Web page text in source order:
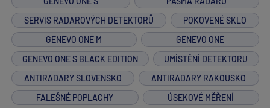
SERVIS RADAROVÝCH DETEKTORŮ
POKOVENÉ SKLO
GENEVO ONE M
GENEVO ONE
GENEVO ONE S BLACK EDITION
UMÍSTĚNÍ DETEKTORU
ANTIRADARY SLOVENSKO
ANTIRADARY RAKOUSKO
FALEŠNÉ POPLACHY
ÚSEKOVÉ MĚŘENÍ